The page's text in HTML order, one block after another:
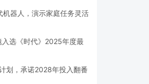
机器人，演示家庭任务灵活
选《时代》2025年度最
划，承诺2028年投入翻番